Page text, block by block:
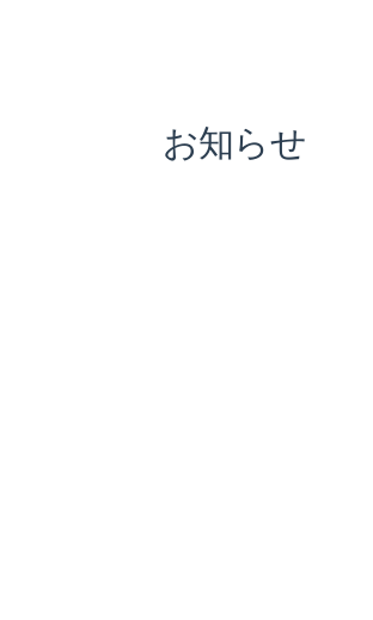
お知らせ